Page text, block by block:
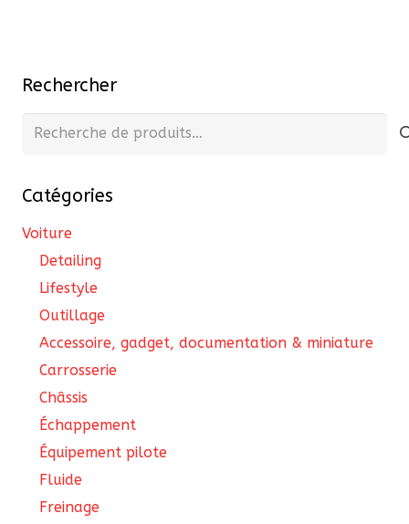
Rechercher
Recherche
Catégories
Voiture
Detailing
Lifestyle
Outillage
Accessoire, gadget, documentation & miniature
Carrosserie
Châssis
Échappement
Équipement pilote
Fluide
Freinage